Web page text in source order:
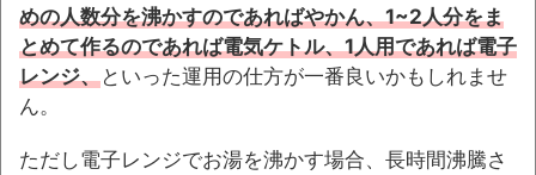
めの人数分を沸かすのであればやかん、1~2人分をま
とめて作るのであれば電気ケトル、1人用であれば電子
レンジ、といった運用の仕方が一番良いかもしれませ
ん。
ただし電子レンジでお湯を沸かす場合、長時間沸騰さ